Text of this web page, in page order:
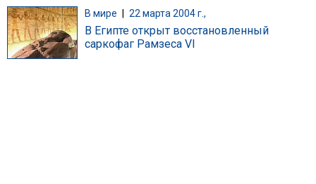
В мире 22 марта 2004 г.,
В Египте открыт восстановленный
саркофаг Рамзеса VI